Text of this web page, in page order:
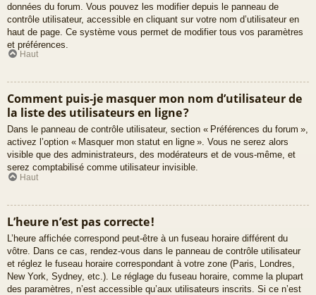
données du forum. Vous pouvez les modifier depuis le panneau de
contrôle utilisateur, accessible en cliquant sur votre nom d’utilisateur en
haut de page. Ce système vous permet de modifier tous vos paramètres
et préférences.
Haut
Comment puis-je masquer mon nom d’utilisateur de
la liste des utilisateurs en ligne ?
Dans le panneau de contrôle utilisateur, section « Préférences du forum »,
activez l’option « Masquer mon statut en ligne ». Vous ne serez alors
visible que des administrateurs, des modérateurs et de vous-même, et
serez comptabilisé comme utilisateur invisible.
Haut
L’heure n’est pas correcte !
L’heure affichée correspond peut-être à un fuseau horaire différent du
vôtre. Dans ce cas, rendez-vous dans le panneau de contrôle utilisateur
et réglez le fuseau horaire correspondant à votre zone (Paris, Londres,
New York, Sydney, etc.). Le réglage du fuseau horaire, comme la plupart
des paramètres, n’est accessible qu’aux utilisateurs inscrits. Si ce n’est